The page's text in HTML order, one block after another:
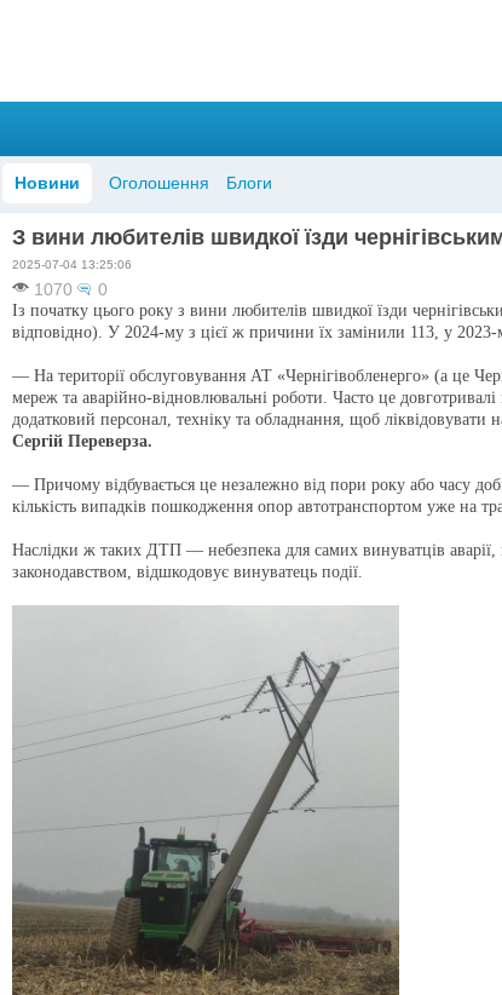
Новини Оголошення Блоги
З вини люби­телів швидкої їзди
2025-07-04 13:25:06
1070 0
Із початку цього року з вини люби­телів швидкої їзди
відповідно). У 2024-му з цієї ж причини їх замінили 113, у
— На території обслуговування АТ «Чернігівобленерго» (а це
мереж та аварійно-відновлювальні роботи. Часто це
додатковий персо­нал, техніку та обладнання, щоб
Сергій Переверза.
— Причому відбувається це незалежно від пори року або часу
кількість випадків пошкодження опор автотранспортом уже на
Наслідки ж таких ДТП — небезпека для самих винуватців аварії,
законодавством, відшкодовує винуватець події.